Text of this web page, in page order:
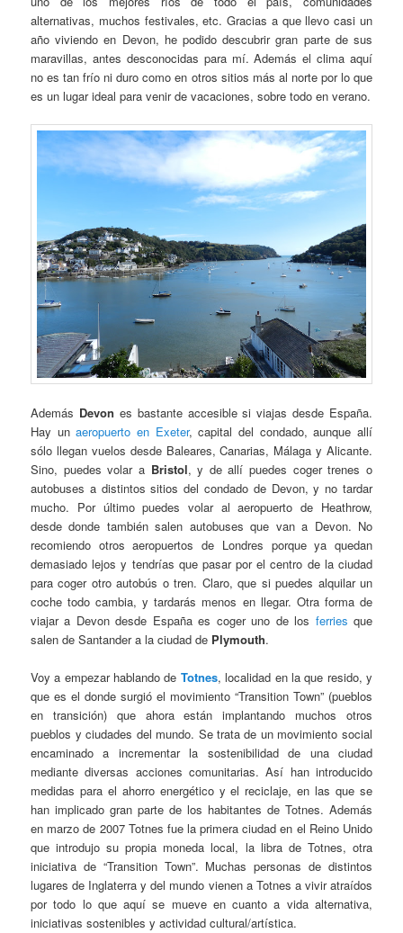
alternativas, muchos festivales, etc. Gracias a que llevo casi un
año viviendo en Devon, he podido descubrir gran parte de sus
maravillas, antes desconocidas para mí. Además el clima aquí
no es tan frío ni duro como en otros sitios más al norte por lo que
es un lugar ideal para venir de vacaciones, sobre todo en verano.
Además Devon es bastante accesible si viajas desde España.
Hay unaeropuerto en Exeter, capital del condado, aunque allí
sólo llegan vuelos desde Baleares, Canarias, Málaga y Alicante.
Sino, puedes volar a Bristol, y de allí puedes coger trenes o
autobuses a distintos sitios del condado de Devon, y no tardar
mucho. Por último puedes volar al aeropuerto de Heathrow,
desde donde también salen autobuses que van a Devon. No
recomiendo otros aeropuertos de Londres porque ya quedan
demasiado lejos y tendrías que pasar por el centro de la ciudad
para coger otro autobús o tren. Claro, que si puedes alquilar un
coche todo cambia, y tardarás menos en llegar. Otra forma de
viajar a Devon desde España es coger uno de los ferries que
salen de Santander a la ciudad de Plymouth.
Voy a empezar hablando de Totnes, localidad en la que resido, y
que es el donde surgió el movimiento “Transition Town” (pueblos
en transición) que ahora están implantando muchos otros
pueblos y ciudades del mundo. Se trata de un movimiento social
encaminado a incrementar la sostenibilidad de una ciudad
mediante diversas acciones comunitarias. Así han introducido
medidas para el ahorro energético y el reciclaje, en las que se
han implicado gran parte de los habitantes de Totnes. Además
en marzo de 2007 Totnes fue la primera ciudad en el Reino Unido
que introdujo su propia moneda local, la libra de Totnes, otra
iniciativa de “Transition Town”. Muchas personas de distintos
lugares de Inglaterra y del mundo vienen a Totnes a vivir atraídos
por todo lo que aquí se mueve en cuanto a vida alternativa,
iniciativas sostenibles y actividad cultural/artística.